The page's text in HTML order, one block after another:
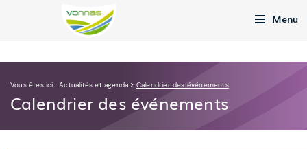
Menu
Vous êtes ici :Actualités et agenda > Calendrier des événements
Calendrier des événements